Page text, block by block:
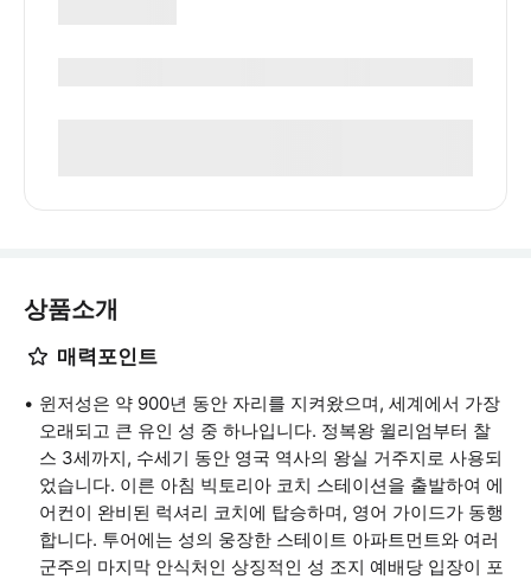
상품소개
매력포인트
윈저성은 약 900년 동안 자리를 지켜왔으며, 세계에서 가장
오래되고 큰 유인 성 중 하나입니다. 정복왕 윌리엄부터 찰
스 3세까지, 수세기 동안 영국 역사의 왕실 거주지로 사용되
었습니다. 이른 아침 빅토리아 코치 스테이션을 출발하여 에
어컨이 완비된 럭셔리 코치에 탑승하며, 영어 가이드가 동행
합니다. 투어에는 성의 웅장한 스테이트 아파트먼트와 여러
군주의 마지막 안식처인 상징적인 성 조지 예배당 입장이 포